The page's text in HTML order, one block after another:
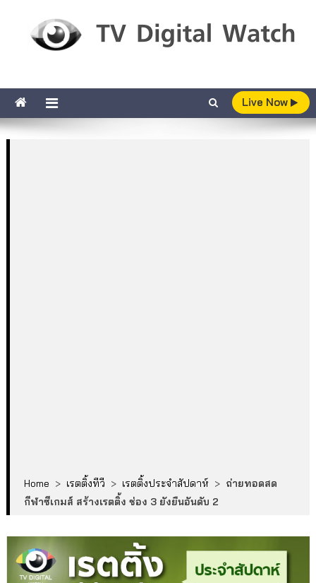
Live Now
Home > เรตติ้งทีวี > เรตติ้งประจำสัปดาห์ > ถ่ายทอดสด
กีฬาซีเกมส์ สร้างเรตติ้ง ช่อง 3 ยังยืนอันดับ 2